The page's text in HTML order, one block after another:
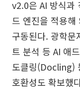
v2.0은 AI 방식과
드 엔진을 적용해
구동된다. 광학문
트 분석 등 AI 애
도클링(Docling)
호환성도 확보했